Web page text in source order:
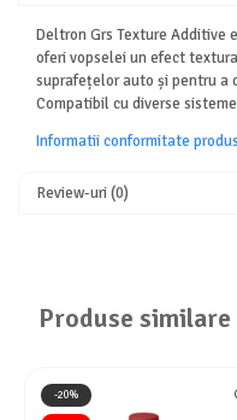
Deltron Grs Texture Additive
oferi vopselei un efect
suprafețelor auto și pentru a
Compatibil cu diverse
Informatii conformitate produs
Review-uri(0)
Produse similare
-20%